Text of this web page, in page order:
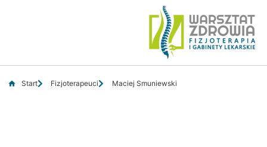
Start Fizjoterapeuci Maciej Smuniewski